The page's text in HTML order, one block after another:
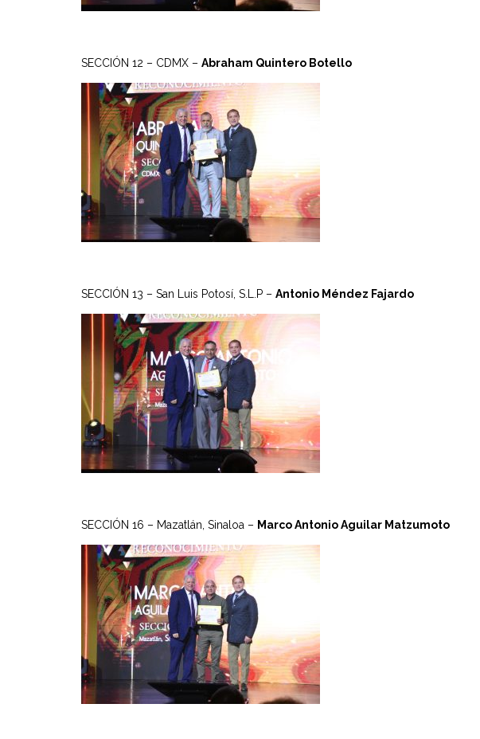
SECCIÓN 12 – CDMX – Abraham Quintero Botello
SECCIÓN 13 – San Luis Potosí, S.L.P – Antonio Méndez Fajardo
SECCIÓN 16 – Mazatlán, Sinaloa – Marco Antonio Aguilar Matzumoto